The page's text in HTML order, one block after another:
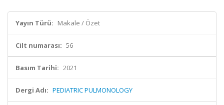
Yayın Türü: Makale / Özet
Cilt numarası: 56
Basım Tarihi: 2021
Dergi Adı: PEDIATRIC PULMONOLOGY